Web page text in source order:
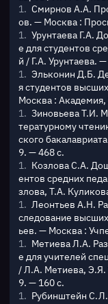
Смирнов А.А.
ов. — Москва :
Урунтаева Г.А.
е для студентов
й / Г.А. Урунтаева.
Эльконин Д.Б.
я студентов
Москва :
Зиновьева Т.И.
тературному
ского
9. — 468 с.
Козлова С.А.
ентов средних
злова, Т.А.
Леонтьев А.Н.
следование
ьев. — Москва :
Метиева Л.А.
е для учителей
/ Л.А. Метиева,
9. — 160 с.
Рубинштейн